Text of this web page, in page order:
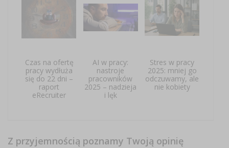
Czas na ofertę
pracy wydłuża
się do 22 dni –
raport
eRecruiter
AI w pracy:
nastroje
pracowników
2025 – nadzieja
i lęk
Stres w pracy
2025: mniej go
odczuwamy, ale
nie kobiety
Z przyjemnością poznamy Twoją opinię